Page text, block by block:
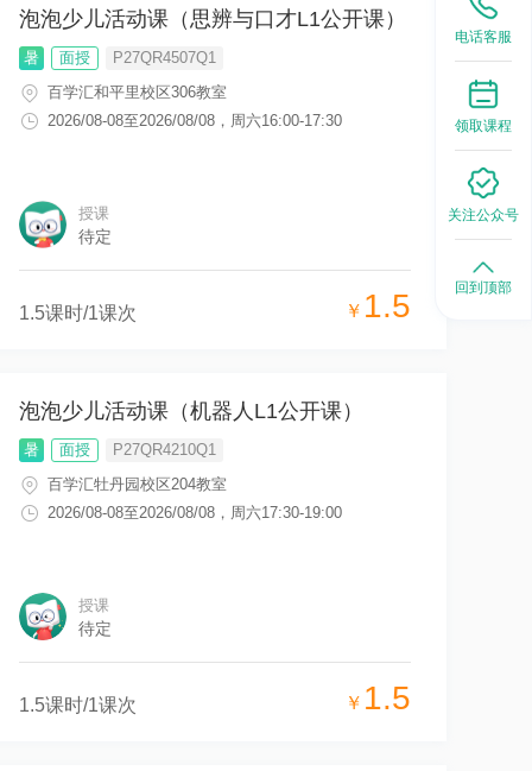
泡泡少儿活动课（思辨与口才L1公开课）
暑 面授
P27QR4507Q1
百学汇和平里校区306教室
2026/08-08至2026/08/08 ， 周六16:00-17:30
授课
待定
1.5课时/1课次 ￥ 1.5
泡泡少儿活动课（机器人L1公开课）
暑 面授
P27QR4210Q1
百学汇牡丹园校区204教室
2026/08-08至2026/08/08 ， 周六17:30-19:00
授课
待定
1.5课时/1课次 ￥ 1.5
电话客服
领取课程
关注公众号
回到顶部